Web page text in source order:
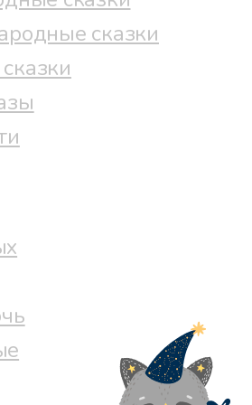
ничего, - ответил
себе идти
что - тотчас явись,
зажги свою
свечой, и я тотчас
тобой. - Затем он
сказки